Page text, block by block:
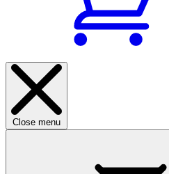
Close menu